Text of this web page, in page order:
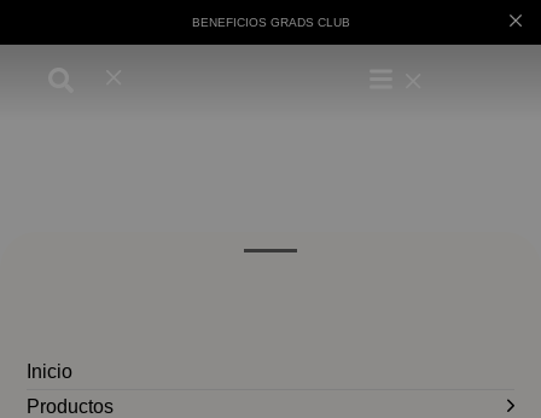
BENEFICIOS GRADS CLUB
Inicio
Productos